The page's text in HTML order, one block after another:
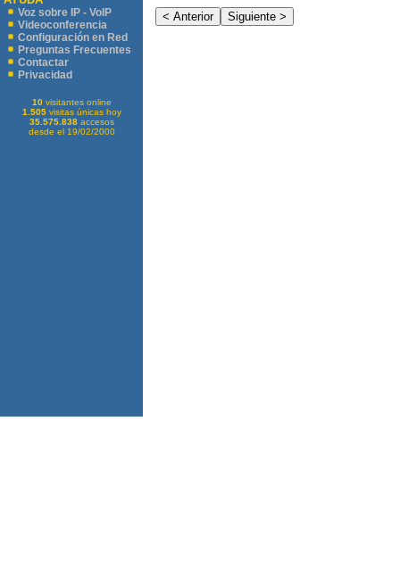
Voz sobre IP - VoIP
Videoconferencia
Configuración en Red
Preguntas Frecuentes
Contactar
Privacidad
10visitantes online
1.505visitas únicas hoy
35.575.838accesos
desde el 19/02/2000